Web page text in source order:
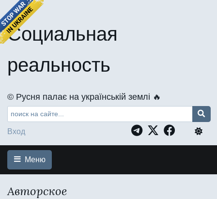
Социальная
реальность
©️ Русня палає на українській землі 🔥
Вход
Меню
Авторское